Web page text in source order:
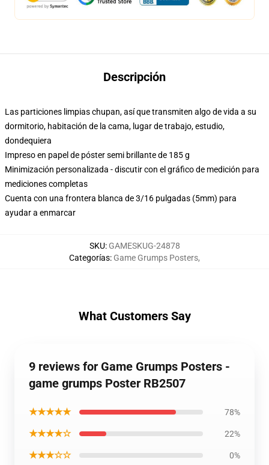
Descripción
Las particiones limpias chupan, así que transmiten algo de vida a su
dormitorio, habitación de la cama, lugar de trabajo, estudio,
dondequiera
Impreso en papel de póster semi brillante de 185 g
Minimización personalizada - discutir con el gráfico de medición para
mediciones completas
Cuenta con una frontera blanca de 3/16 pulgadas (5mm) para
ayudar a enmarcar
SKU: GAMESKUG-24878
Categorías: Game Grumps Posters,
What Customers Say
9 reviews for Game Grumps Posters -
game grumps Poster RB2507
★★★★★ 78%
★★★★☆ 22%
★★★☆☆ 0%